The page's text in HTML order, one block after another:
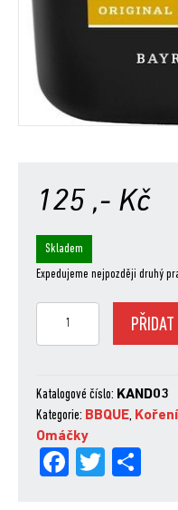
125 ,- Kč
Skladem
Expedujeme nejpozději druhý
MED
A
HOŘČICE,
400ml
množství
Katalogové číslo: KAND03
Kategorie: BBQUE,
Omáčky
Fa
Tw